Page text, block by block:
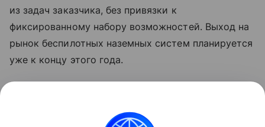
из задач заказчика, без привязки к
фиксированному набору возможностей. Выход на
рынок беспилотных наземных систем планируется
уже к концу этого года.